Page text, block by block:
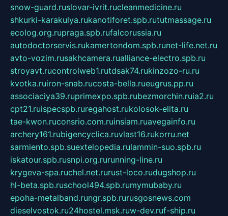
snow-guard.ruslovar-ivrit.rucleanmedicine.ru
shkurki-karakulya.rukanotiforet.spb.rututmassage.ru
ecolog.org.rupraga.spb.rufalcorussia.ru
autodoctorservis.rukamertondom.spb.runet-life.net.ru
avto-vozim.rusakhcamera.rualliance-electro.spb.ru
stroyavt.rucontrolweb1.rutdsak74.rukinzozo-ru.ru
kvotka.ruiron-snab.rucosta-bella.rueugrus.pp.ru
associaciya39.ruprimexpo.spb.rubezmorchin.ruia2.ru
cpt21.ruispecspb.ruregahost.rukolosok-elita.ru
tae-kwon.ruconsrio.com.ruinsiam.ruavegainfo.ru
archery161.rubigencyclica.ruvlast16.rukorru.net
sarmiento.spb.suextelopedia.rulammin-suo.spb.ru
iskatour.spb.rusnpi.org.rurunning-line.ru
krygeva-spa.ruchel.net.rurust-loco.rudugshop.ru
hl-beta.spb.ruschool494.spb.rumymubaby.ru
epoha-metalband.rungr.spb.rurusgosnews.com
dieselvostok.ru24hostel.msk.ruw-dev.ruf-ship.ru